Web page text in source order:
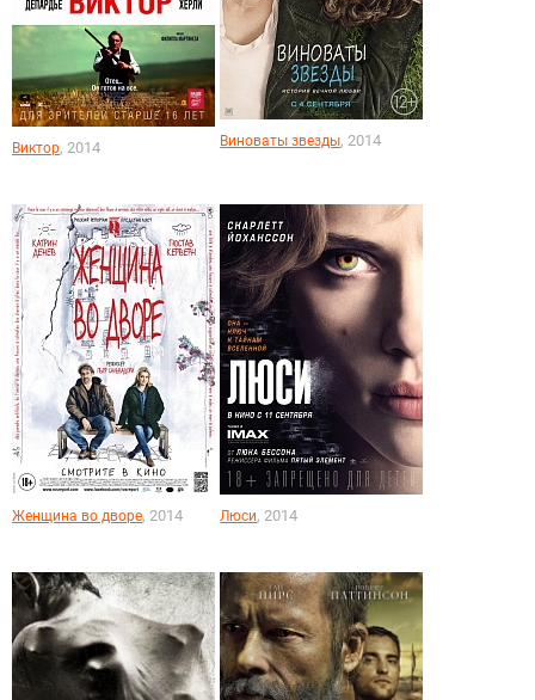
Виктор, 2014 Виноваты звезды, 2014
Женщина во дворе, 2014 Люси, 2014